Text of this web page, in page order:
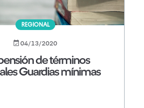
REGIONAL
04/13/2020
de términos
Guardias mínimas